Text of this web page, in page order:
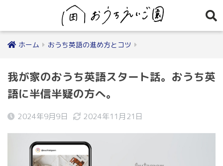
ホーム おうち英語の進め方とコツ
我が家のおうち英語スタート話。おうち英
語に半信半疑の方へ。
2024年9月9日 2024年11月21日